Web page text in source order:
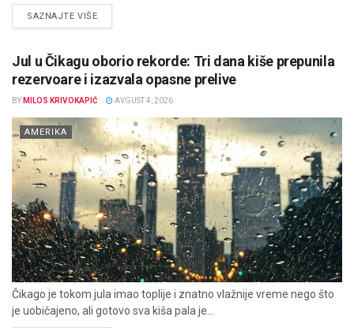
SAZNAJTE VIŠEDETAILS
Jul u Čikagu oborio rekorde: Tri dana kiše prepunila
rezervoare i izazvala opasne prelive
BY MILOS KRIVOKAPIĆ AVGUST 4, 2026
AMERIKA
Čikago je tokom jula imao toplije i znatno vlažnije vreme nego što
je uobičajeno, ali gotovo sva kiša pala je...